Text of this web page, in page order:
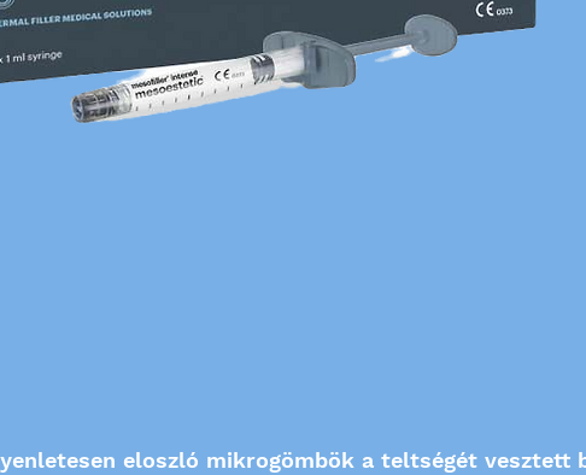
eloszló mikrogömbök a teltségét vesztett